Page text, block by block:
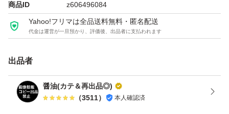
商品ID z606496084
Yahoo!フリマは全品送料無料・匿名配送
代金は運営が一旦預かり、評価後、出品者に支払われます
出品者
醤油(カテ＆再出品◎)
（3511） 本人確認済